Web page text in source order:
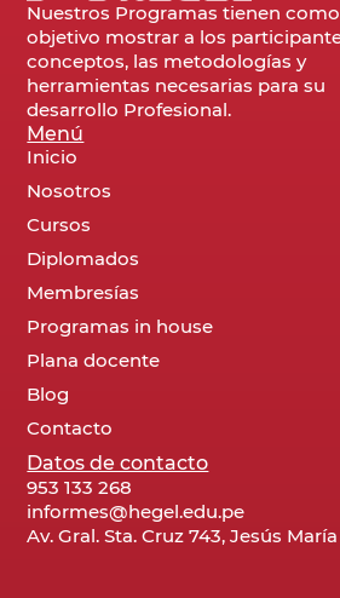
Nuestros Programas tienen como
objetivo mostrar a los
conceptos, las metodologías y
herramientas necesarias para su
desarrollo Profesional.
Menú
Inicio
Nosotros
Cursos
Diplomados
Membresías
Programas in house
Plana docente
Blog
Contacto
Datos de contacto
953 133 268
informes@hegel.edu.pe
Av. Gral. Sta. Cruz 743, Jesús